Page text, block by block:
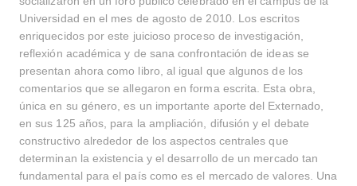
Universidad en el mes de agosto de 2010. Los escritos
enriquecidos por este juicioso proceso de investigación,
reflexión académica y de sana confrontación de ideas se
presentan ahora como libro, al igual que algunos de los
comentarios que se allegaron en forma escrita. Esta obra,
única en su género, es un importante aporte del Externado,
en sus 125 años, para la ampliación, difusión y el debate
constructivo alrededor de los aspectos centrales que
determinan la existencia y el desarrollo de un mercado tan
fundamental para el país como es el mercado de valores. Una